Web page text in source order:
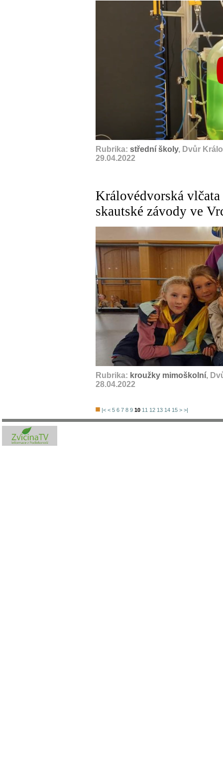
Rubrika: střední školy, Dvůr
29.04.2022
Královédvorská
skautské závody ve
Rubrika: kroužky mimoškolní,
28.04.2022
|< < 5 6 7 8 9 10 11 12 13 14 15 > >|